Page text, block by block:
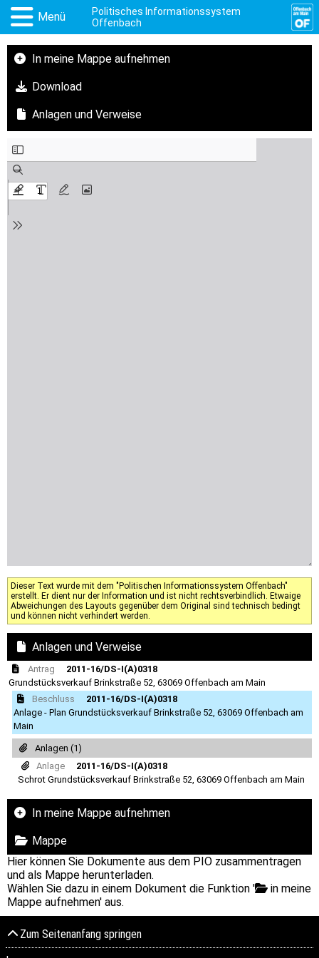
Menü
Politisches Informationssystem
Offenbach
In meine Mappe aufnehmen
Download
Anlagen und Verweise
Dieser Text wurde mit dem "Politischen Informationssystem Offenbach"
erstellt. Er dient nur der Information und ist nicht rechtsverbindlich. Etwaige
Abweichungen des Layouts gegenüber dem Original sind technisch bedingt
und können nicht verhindert werden.
Anlagen und Verweise
Antrag
2011-16/DS-I(A)0318
Grundstücksverkauf Brinkstraße 52, 63069 Offenbach am Main
Beschluss
2011-16/DS-I(A)0318
Anlage - Plan Grundstücksverkauf Brinkstraße 52, 63069 Offenbach am
Main
Anlagen (1)
Anlage
2011-16/DS-I(A)0318
Schrot Grundstücksverkauf Brinkstraße 52, 63069 Offenbach am Main
In meine Mappe aufnehmen
Mappe
Hier können Sie Dokumente aus dem PIO zusammentragen
und als Mappe herunterladen.
Wählen Sie dazu in einem Dokument die Funktion '
in meine
Mappe aufnehmen' aus.
Zum Seitenanfang springen